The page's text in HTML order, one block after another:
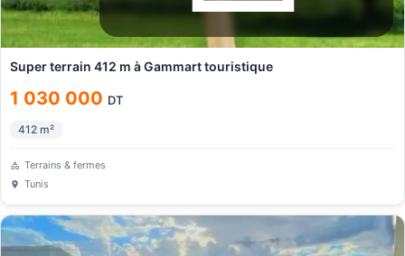
Super terrain 412 m à Gammart touristique
1 030 000 DT
412 m²
Terrains & fermes
Tunis